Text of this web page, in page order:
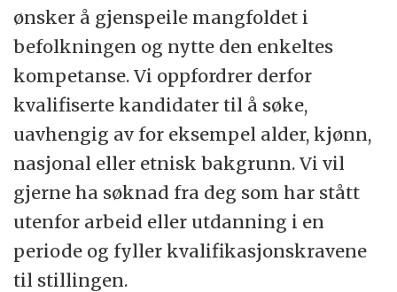
Veterinærinstituttet har rundt 330 ansatte
som sammen skal løse vårt viktige
samfunnsoppdrag fordelt i våre lokaler i
Tromsø, Harstad, Trondheim, Bergen,
Sandnes og på hovedkontoret på Ås i
Akershus.
For ytterligere informasjon om oss viser vi
til våre hjemmesider:
ønsker å gjenspeile mangfoldet i
befolkningen og nytte den enkeltes
kompetanse. Vi oppfordrer derfor
kvalifiserte kandidater til å søke,
uavhengig av for eksempel alder, kjønn,
nasjonal eller etnisk bakgrunn. Vi vil
gjerne ha søknad fra deg som har stått
utenfor arbeid eller utdanning i en
periode og fyller kvalifikasjonskravene
til stillingen.